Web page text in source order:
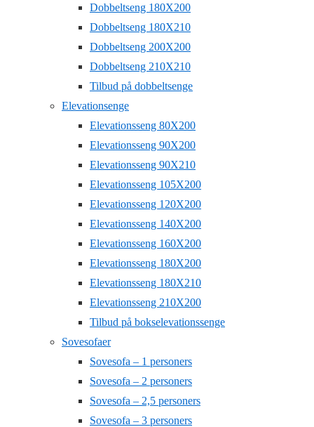
Dobbeltseng 180X200
Dobbeltseng 180X210
Dobbeltseng 200X200
Dobbeltseng 210X210
Tilbud på dobbeltsenge
Elevationsenge
Elevationsseng 80X200
Elevationsseng 90X200
Elevationsseng 90X210
Elevationsseng 105X200
Elevationsseng 120X200
Elevationsseng 140X200
Elevationsseng 160X200
Elevationsseng 180X200
Elevationsseng 180X210
Elevationsseng 210X200
Tilbud på bokselevationssenge
Sovesofaer
Sovesofa – 1 personers
Sovesofa – 2 personers
Sovesofa – 2,5 personers
Sovesofa – 3 personers